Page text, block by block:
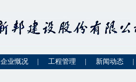
企业慨况 工程管理 新闻动态